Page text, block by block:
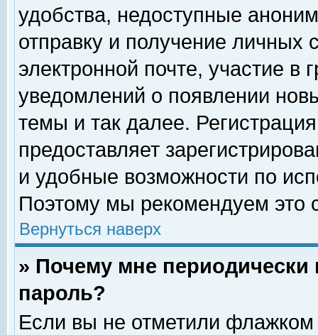
удобства, недоступные
отправку и получение личных
электронной почте, участие в
уведомлений о появлении
темы и так далее.
предоставляет
и удобные возможности по
Поэтому мы рекомендуем это
Вернуться наверх
» Почему мне
пароль?
Если вы не отметили флажком